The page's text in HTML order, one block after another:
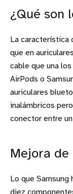
¿Qué son
La característica
que en
cable que una
AirPods o
auriculares
inalámbricos
conector entre
Mejora de
Lo que Samsung
diez